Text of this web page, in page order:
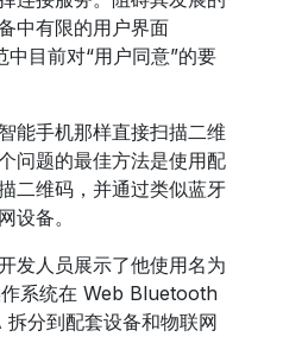
中有限的用户界面
目前对“用户同意”的要
能手机那样直接扫描二维
问题的最佳方法是使用配
二维码，并通过类似蓝牙
设备。
发人员展示了他使用名为
系统在 Web Bluetooth
分到配套设备和物联网